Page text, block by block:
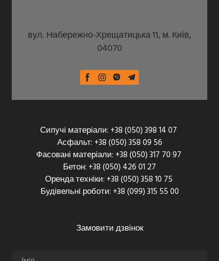
вул. Набережно-Хрещатицька 11, м. Київ,
04070
Сипучі матеріали: +38 (050) 398 14 07
Асфальт: +38 (050) 358 09 56
Фасовані матеріали: +38 (050) 317 70 97
Бетон: +38 (050) 426 01 27
Оренда техніки: +38 (050) 358 10 75
Будівельні роботи: +38 (099) 315 55 00
Замовити дзвінок